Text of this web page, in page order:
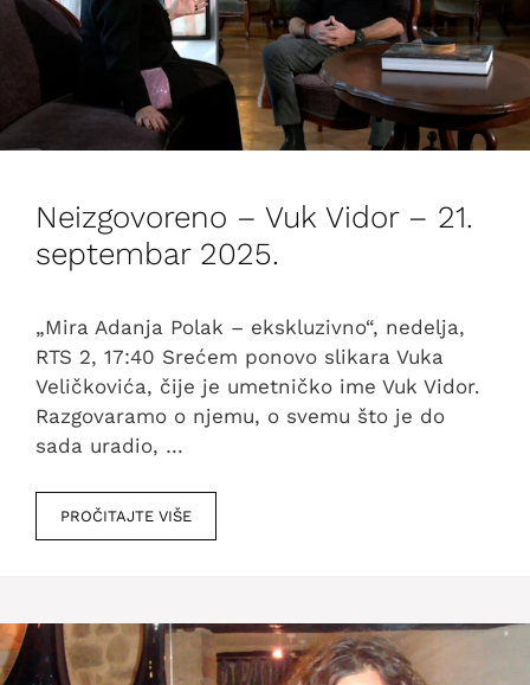
Neizgovoreno – Vuk Vidor – 21.
septembar 2025.
„Mira Adanja Polak – ekskluzivno“, nedelja,
RTS 2, 17:40 Srećem ponovo slikara Vuka
Veličkovića, čije je umetničko ime Vuk Vidor.
Razgovaramo o njemu, o svemu što je do
sada uradio, …
PROČITAJTE VIŠE